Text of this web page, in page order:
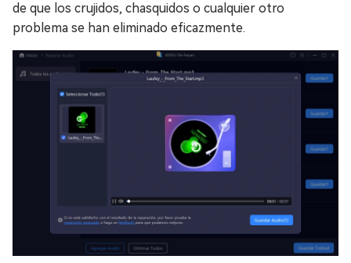
de que los crujidos, chasquidos o cualquier otro
problema se han eliminado eficazmente.